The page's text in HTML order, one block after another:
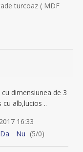
turcoaz ( MDF
dimensiunea de 3
alb,lucios ..
16:33
Da Nu (5/0)